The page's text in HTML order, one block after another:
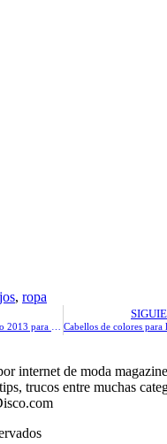
, ropa
internet de moda
trucos entre muchas